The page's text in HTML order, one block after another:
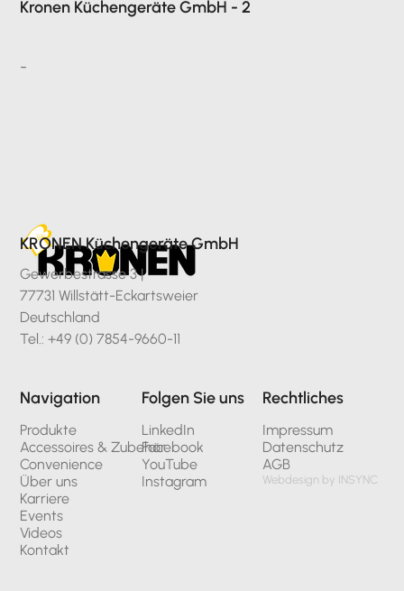
Kronen Küchengeräte GmbH - 2
-
KRONEN Küchengeräte GmbH
Gewerbestrasse 3 |
77731 Willstätt-Eckartsweier
Deutschland
Tel.: +49 (0) 7854-9660-11
Navigation
Produkte
Accessoires & Zubehör
Convenience
Über uns
Karriere
Events
Videos
Kontakt
Folgen Sie uns
LinkedIn
Facebook
YouTube
Instagram
Rechtliches
Impressum
Datenschutz
AGB
Webdesign by INSYNC